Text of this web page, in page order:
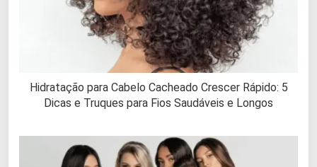
Hidratação para Cabelo Cacheado Crescer Rápido: 5
Dicas e Truques para Fios Saudáveis e Longos